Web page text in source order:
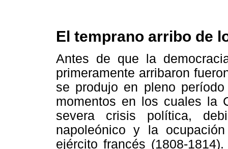
El temprano arribo de
Antes de que la
primeramente arribaron
se produjo en pleno
momentos en los cuales la
severa crisis política,
napoleónico y la
ejército francés (1808-